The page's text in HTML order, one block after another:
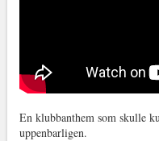
En klubbanthem som skulle
uppenbarligen.